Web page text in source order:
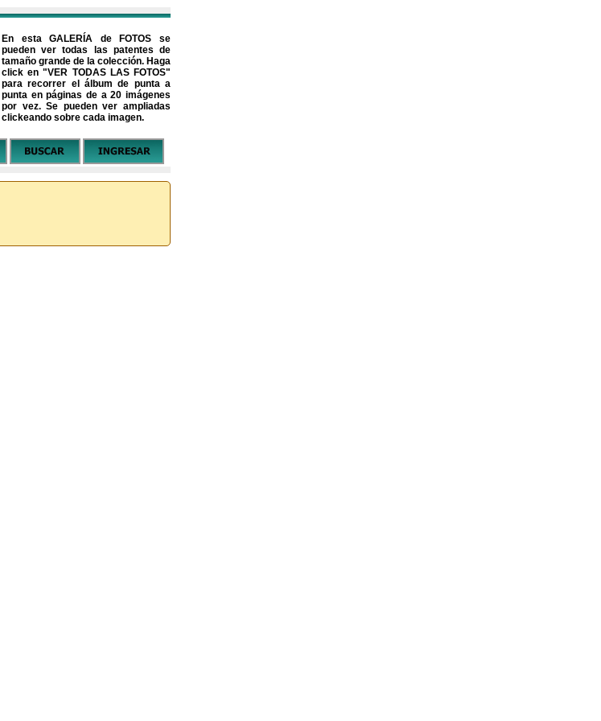
En esta GALERÍA de FOTOS se
pueden ver todas las patentes de
tamaño grande de la colección. Haga
click en "VER TODAS LAS FOTOS"
para recorrer el álbum de punta a
punta en páginas de a 20 imágenes
por vez. Se pueden ver ampliadas
clickeando sobre cada imagen.